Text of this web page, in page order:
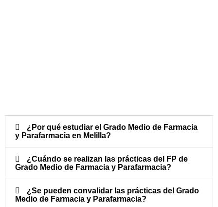
¿Por qué estudiar el Grado Medio de Farmacia
y Parafarmacia en Melilla?
¿Cuándo se realizan las prácticas del FP de
Grado Medio de Farmacia y Parafarmacia?​
¿Se pueden convalidar las prácticas del Grado
Medio de Farmacia y Parafarmacia?​